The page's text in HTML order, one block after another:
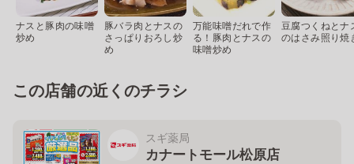
ナスと豚肉の味噌
炒め
豚バラ肉とナスの
さっぱりおろし炒
め
万能味噌だれで作
る！豚肉とナスの
味噌炒め
豆腐つくねとナ
のはさみ照り焼
この店舗の近くのチラシ
スギ薬局
カナートモール松原店